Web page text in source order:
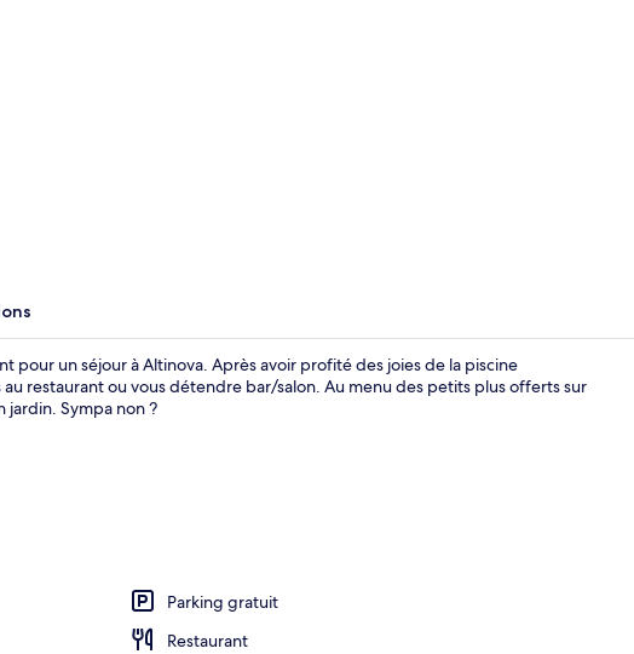
pour un séjour à Altinova. Après avoir profité des joies de la piscine
restaurant ou vous détendre bar/salon. Au menu des petits plus offerts sur
jardin. Sympa non ?
Parking gratuit
Restaurant